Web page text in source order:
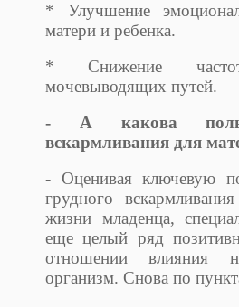
* Улучшение
матери и ребенка.
* Снижение
мочевыводящих путей.
- А какова
вскармливания для
- Оценивая ключевую
грудного
жизни младенца,
еще целый ряд
отношении влияния
организм. Снова по